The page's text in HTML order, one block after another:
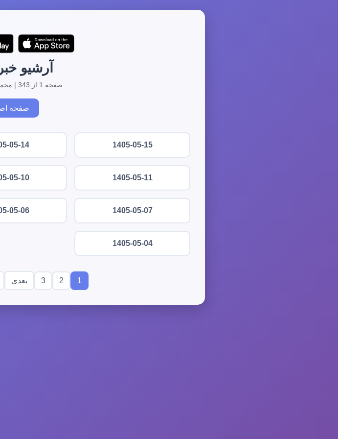
آرشیو
صفحه 1 از 343 | مجموع 3424 آرشیو
صفحه
1405-05-15
05-14
1405-05-11
05-10
1405-05-07
05-06
1405-05-04
1
2
3 بعدی